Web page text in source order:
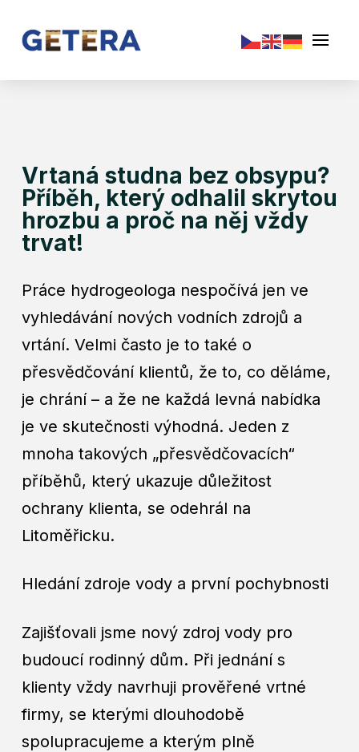
Vrtaná studna bez obsypu?
Příběh, který odhalil skrytou
hrozbu a proč na něj vždy
trvat!
Práce hydrogeologa nespočívá jen ve
vyhledávání nových vodních zdrojů a
vrtání. Velmi často je to také o
přesvědčování klientů, že to, co děláme,
je chrání – a že ne každá levná nabídka
je ve skutečnosti výhodná. Jeden z
mnoha takových „přesvědčovacích“
příběhů, který ukazuje důležitost
ochrany klienta, se odehrál na
Litoměřicku.
Hledání zdroje vody a první pochybnosti
Zajišťovali jsme nový zdroj vody pro
budoucí rodinný dům. Při jednání s
klienty vždy navrhuji prověřené vrtné
firmy, se kterými dlouhodobě
spolupracujeme a kterým plně